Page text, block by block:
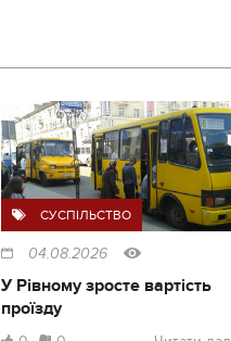
СУСПІЛЬСТВО
04.08.2026
У Рівному зросте вартість
проїзду